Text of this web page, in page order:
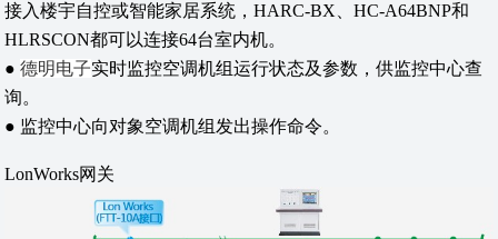
接入楼宇自控或智能家居系统，HARC-BX、HC-A64BNP和
HLRSCON都可以连接64台室内机。
●德明电子实时监控空调机组运行状态及参数，供监控中心查
询。
● 监控中心向对象空调机组发出操作命令。
LonWorks网关